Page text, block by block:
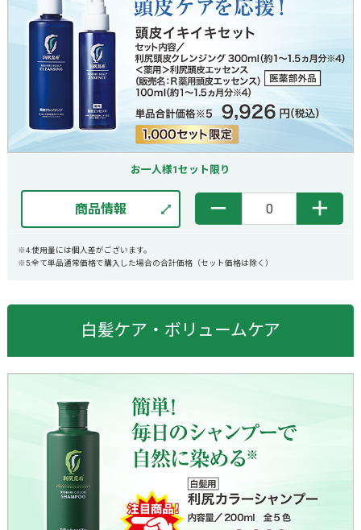
お一人様1セット限り
商品情報 － ＋
※4:使用量には個人差がございます。
※5:全て単品通常価格で購入した場合の合計価格（セット価格は除く）
白髪ケア・ボリュームケア